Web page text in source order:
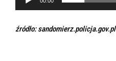
z
źródło: sandomierz.policja.gov.pl